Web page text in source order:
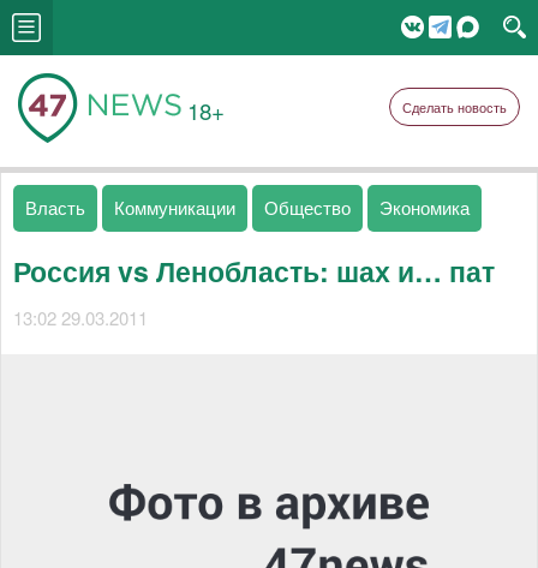
18+ Сделать новость
Власть Коммуникации Общество Экономика
Россия vs Ленобласть: шах и… пат
13:02 29.03.2011